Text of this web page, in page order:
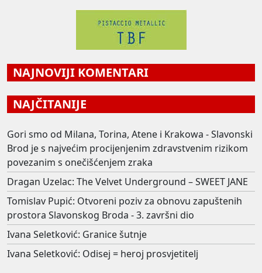
NAJNOVIJI KOMENTARI
NAJČITANIJE
Gori smo od Milana, Torina, Atene i Krakowa - Slavonski
Brod je s najvećim procijenjenim zdravstvenim rizikom
povezanim s onečišćenjem zraka
Dragan Uzelac: The Velvet Underground – SWEET JANE
Tomislav Pupić: Otvoreni poziv za obnovu zapuštenih
prostora Slavonskog Broda - 3. završni dio
Ivana Seletković: Granice šutnje
Ivana Seletković: Odisej = heroj prosvjetitelj